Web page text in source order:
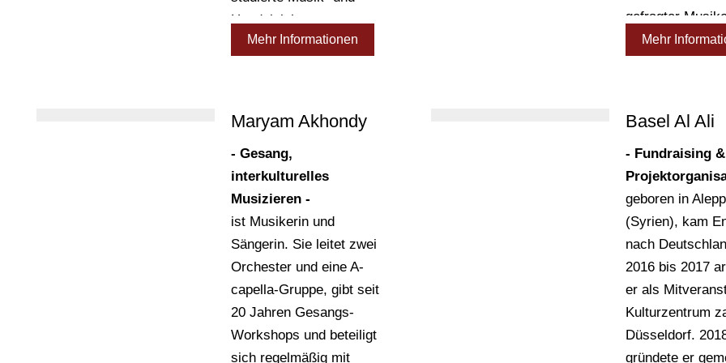
Handelslehrer war zuvor
Professor für
Lehrbeauftragter am
Seminar für
Lehrerbildung und
Didaktik Weingarten,
Musiklehrer in der
gymnasialen Oberstufe
am Beruflichen
Schulzentrum Wangen,
Leiter der Meersburger
Sommerakademie und
Mehr Informationen
gefragter
Mehr
Maryam Akhondy
- Gesang,
interkulturelles
Musizieren -
ist Musikerin und
Sängerin. Sie leitet zwei
Orchester und eine A-
capella-Gruppe, gibt seit
20 Jahren Gesangs-
Workshops und beteiligt
sich regelmäßig mit
Basel Al Ali
- Fundraising &
geboren in
(Syrien), kam
nach
2016 bis 2017
er als
Kulturzentrum
Düsseldorf.
gründete er